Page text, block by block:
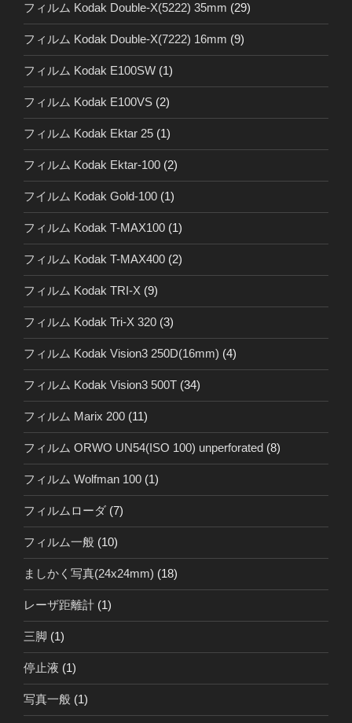
フィルム Kodak Double-X(5222) 35mm (29)
フィルム Kodak Double-X(7222) 16mm (9)
フィルム Kodak E100SW (1)
フィルム Kodak E100VS (2)
フィルム Kodak Ektar 25 (1)
フィルム Kodak Ektar-100 (2)
フイルム Kodak Gold-100 (1)
フィルム Kodak T-MAX100 (1)
フィルム Kodak T-MAX400 (2)
フィルム Kodak TRI-X (9)
フィルム Kodak Tri-X 320 (3)
フィルム Kodak Vision3 250D(16mm) (4)
フィルム Kodak Vision3 500T (34)
フィルム Marix 200 (11)
フィルム ORWO UN54(ISO 100) unperforated (8)
フィルム Wolfman 100 (1)
フィルムローダ (7)
フィルム一般 (10)
ましかく写真(24x24mm) (18)
レーザ距離計 (1)
三脚 (1)
停止液 (1)
写真一般 (1)